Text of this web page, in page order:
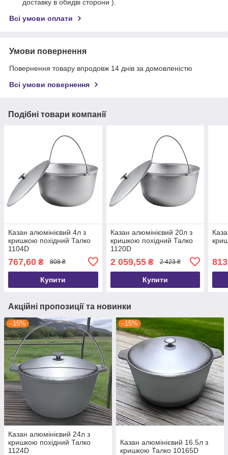
доставку в обидві сторони ).
Всі умови оплати
Умови повернення
Повернення товару впродовж 14 днів за домовленістю
Всі умови повернення
Подібні товари компанії
Казан алюмінієвий 4л з
кришкою похідний Талко
1104D
767,60 ₴ 808 ₴
Купити
Казан алюмінієвий 20л з
кришкою похідний Талко
1120D
2 059,55₴ 2 423 ₴
Купити
Акційні пропозиції та новинки
–15%
Казан алюмінієвий 24л з
кришкою похідний Талко
1124D
–15%
Казан алюмінієвий 16.5л з
кришкою Талко 10165D